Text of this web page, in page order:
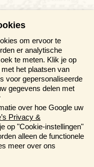
om ervoor te
er analytische
te meten. Klik je op
het plaatsen van
voor gepersonaliseerde
gegevens delen met
over hoe Google uw
Privacy &
op "Cookie-instellingen"
alleen de functionele
meer over ons